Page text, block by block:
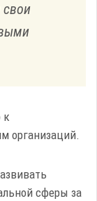
свои
к
организаций.
сферы за